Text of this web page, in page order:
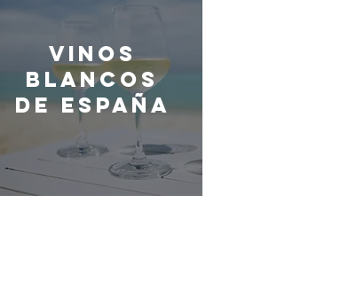
Vinos
blancos
de España